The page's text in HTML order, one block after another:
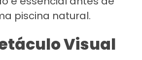
piscina natural.
Visual